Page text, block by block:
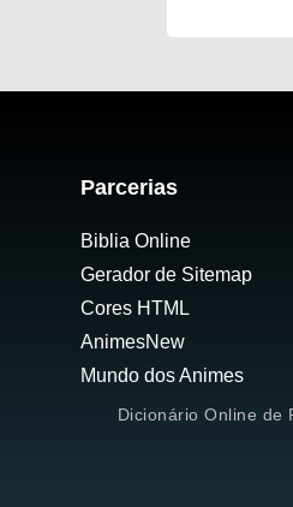
Parcerias
Biblia Online
Gerador de Sitemap
Cores HTML
AnimesNew
Mundo dos Animes
Dicionário Online de